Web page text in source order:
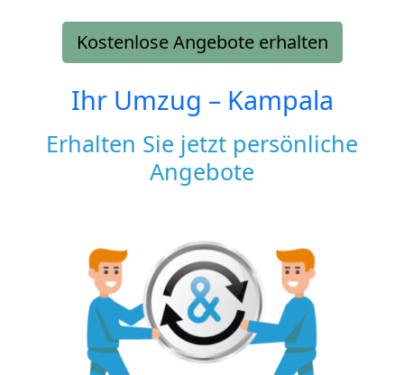
Kostenlose Angebote erhalten
Ihr Umzug – Kampala
Erhalten Sie jetzt persönliche
Angebote